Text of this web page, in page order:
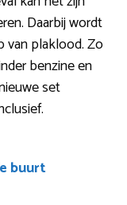
Daarbij wordt
van plaklood. Zo
benzine en
set
buurt